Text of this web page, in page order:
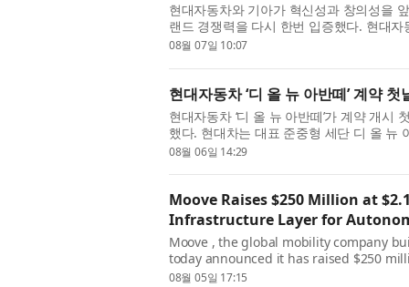
현대자동차와 기아가 혁신성과 창의성을
랜드 경쟁력을 다시 한번 입증했다. 현대
션 디자인 부문(Red Dot Design Award:
08월 07일 10:07
현대자동차 ‘디 올 뉴 아반떼’ 계약
현대자동차 ‘디 올 뉴 아반떼’가 계약 개
했다. 현대차는 대표 준중형 세단 디 올 뉴
다고 6일 밝혔다. 이는 2020년 4월 출시된
08월 06일 14:29
Moove Raises $250 Million at
Infrastructure Layer for
Moove , the global mobility company
today announced it has raised $250
round led by Mubadala Investment
08월 05일 17:15